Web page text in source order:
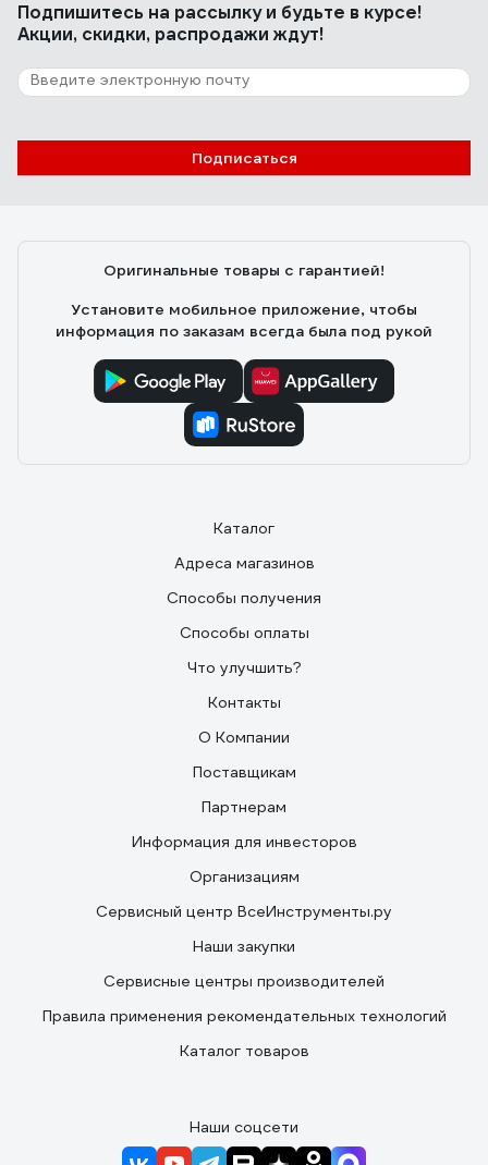
Подпишитесь на рассылкуи будьте в курсе!
Акции, скидки, распродажи ждут!
Подписаться
Оригинальные товары с гарантией!
Установите мобильное приложение, чтобы
информация по заказам всегда была под рукой
Каталог
Адреса магазинов
Способы получения
Способы оплаты
Что улучшить?
Контакты
О Компании
Поставщикам
Партнерам
Информация для инвесторов
Организациям
Сервисный центр ВсеИнструменты.ру
Наши закупки
Сервисные центры производителей
Правила применения рекомендательных технологий
Каталог товаров
Наши соцсети